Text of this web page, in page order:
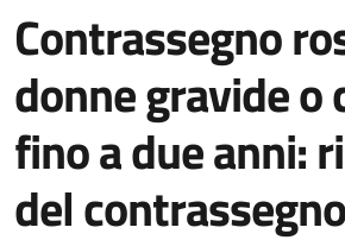
Contrassegno
donne gravide o
fino a due anni:
del contrassegno